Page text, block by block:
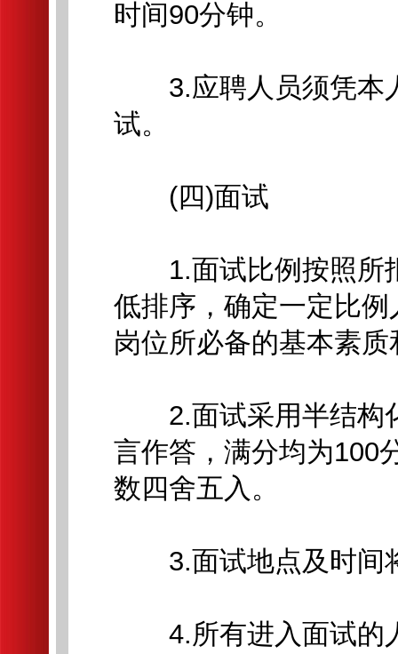
时间90分钟。
3.应聘人员须凭本
试。
(四)面试
1.面试比例按照所
低排序，确定一定比
岗位所必备的基本素质
2.面试采用半结构
言作答，满分均为100
数四舍五入。
3.面试地点及时间
4.所有进入面试的